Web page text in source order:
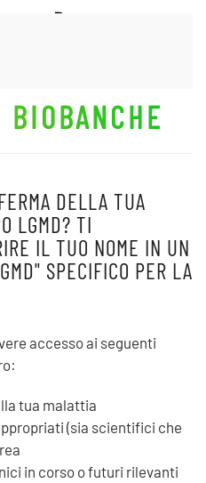
DELLA TUA
LGMD? TI
IL TUO NOME IN UN
SPECIFICO PER LA
accesso ai seguenti
tua malattia
(sia scientifici che
in corso o futuri rilevanti